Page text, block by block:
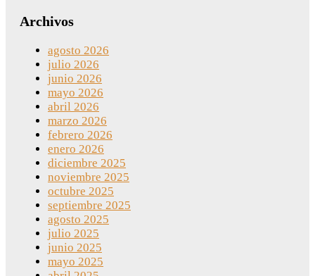
Archivos
agosto 2026
julio 2026
junio 2026
mayo 2026
abril 2026
marzo 2026
febrero 2026
enero 2026
diciembre 2025
noviembre 2025
octubre 2025
septiembre 2025
agosto 2025
julio 2025
junio 2025
mayo 2025